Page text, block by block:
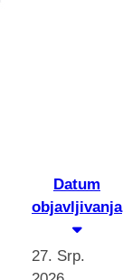
Datum
objavljivanja
27. Srp.